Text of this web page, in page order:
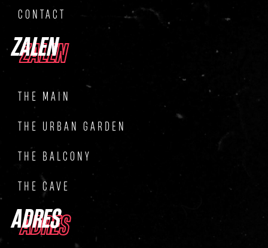
CONTACT
ZALEN
ZALEN
THE MAIN
THE URBAN GARDEN
THE BALCONY
THE CAVE
ADRES
ADRES